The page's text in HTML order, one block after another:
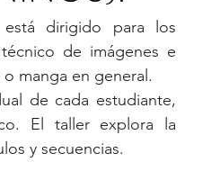
dirigido para los
técnico de imágenes e
manga en general.
de cada estudiante,
El taller explora la
y secuencias.